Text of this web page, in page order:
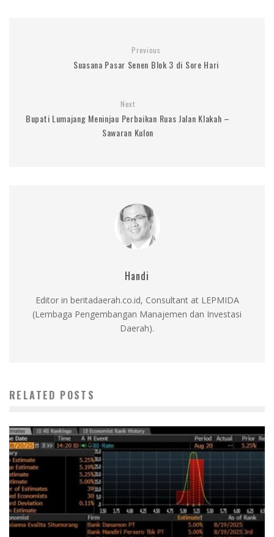
Previous
Suasana Pasar Senen Blok 3 di Sore Hari
Next
Bupati Lumajang Meninjau Perbaikan Ruas Jalan Klakah –
Sawaran Kulon
Handi
Editor in beritadaerah.co.id, Consultant at LEPMIDA
(Lembaga Pengembangan Manajemen dan Investasi
Daerah).
RELATED POSTS